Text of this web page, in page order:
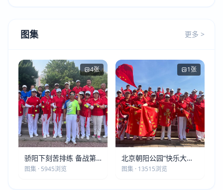
图集 更多 >
4张
骄阳下刻苦排练 备战第
五届莫斯科世界大健康运
图集 · 5945浏览
1张
北京朝阳公园“快乐大本
营”建党105周年庆祝活动
图集 · 13515浏览